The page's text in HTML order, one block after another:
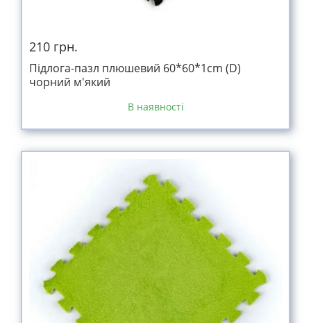
210 грн.
Підлога-пазл плюшевий 60*60*1cm (D)
чорний м'який
В наявності